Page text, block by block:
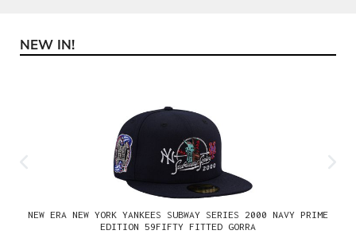
Omitir la galería de productos
NEW IN!
NEW ERA NEW YORK YANKEES SUBWAY SERIES 2000 NAVY PRIME
EDITION 59FIFTY FITTED GORRA